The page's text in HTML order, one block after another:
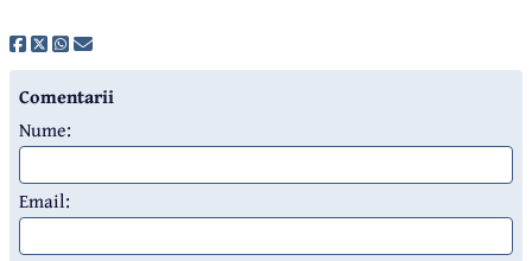
Comentarii
Nume:
Email: